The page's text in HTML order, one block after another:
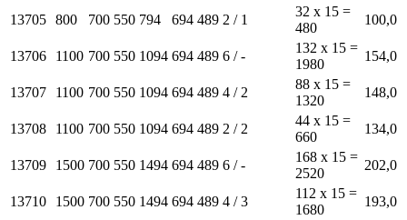
13705 800 700 550 794 694 489 2 / 1
32 x 15 =
480
100,0
13706 1100 700 550 1094 694 489 6 / -
132 x 15 =
1980
154,0
13707 1100 700 550 1094 694 489 4 / 2
88 x 15 =
1320
148,0
13708 1100 700 550 1094 694 489 2 / 2
44 x 15 =
660
134,0
13709 1500 700 550 1494 694 489 6 / -
168 x 15 =
2520
202,0
13710 1500 700 550 1494 694 489 4 / 3
112 x 15 =
1680
193,0